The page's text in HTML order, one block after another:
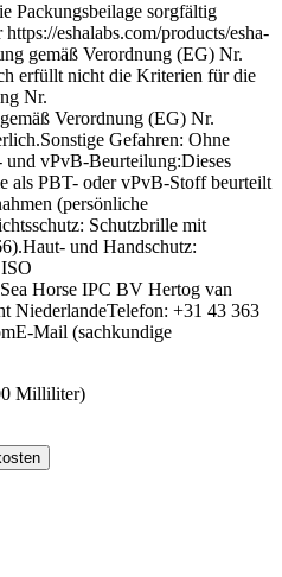
Packungsbeilage sorgfältig
eshalabs.com/products/esha-
gemäß Verordnung (EG) Nr.
erfüllt nicht die Kriterien für die
Nr.
Verordnung (EG) Nr.
Gefahren: Ohne
und vPvB-Beurteilung:Dieses
als PBT- oder vPvB-Stoff beurteilt
(persönliche
Schutzbrille mit
und Handschutz:
Horse IPC BV Hertog van
NiederlandeTelefon: +31 43 363
Mail (sachkundige
Milliliter)